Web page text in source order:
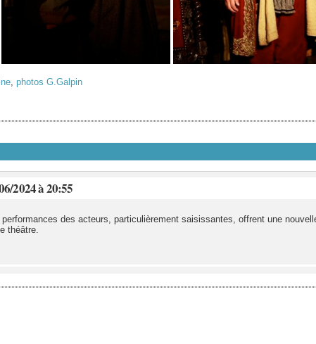
, photos G.Galpin
2024 à 20:55
des acteurs, particulièrement saisissantes, offrent une
théâtre.